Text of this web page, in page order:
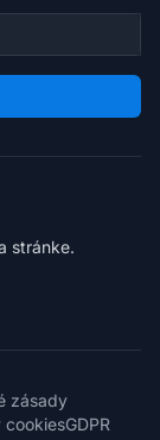
stránke.
zásady
cookiesGDPR